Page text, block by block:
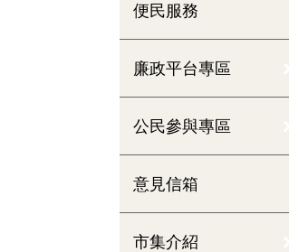
便民服務
廉政平台專區
公民參與專區
意見信箱
市集介紹